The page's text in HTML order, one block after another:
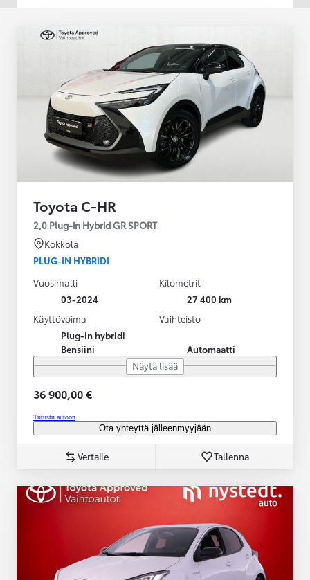
Toyota C-HR
2,0 Plug-in Hybrid GR SPORT
Kokkola
PLUG-IN HYBRIDI
Vuosimalli
03-2024
Kilometrit
27 400 km
Käyttövoima
Plug-in hybridi
Bensiini
Vaihteisto
Automaatti
Näytä lisää
36 900,00 €
Tutustu autoon
Ota yhteyttä jälleenmyyjään
Vertaile Tallenna